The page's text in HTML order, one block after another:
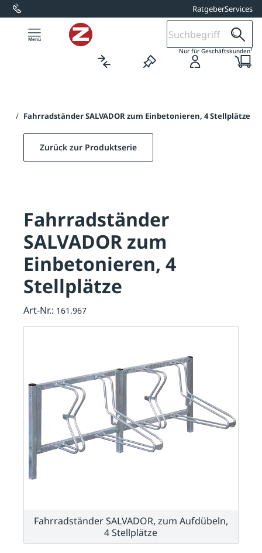
springen RatgeberServices
Nur für Geschäftskunden1
/ Fahrradständer SALVADOR zum Einbetonieren, 4 Stellplätze
Zurück zur Produktserie
Fahrradständer
SALVADOR zum
Einbetonieren, 4
Stellplätze
Art-Nr.: 161.967
Fahrradständer SALVADOR, zum Aufdübeln,
4 Stellplätze